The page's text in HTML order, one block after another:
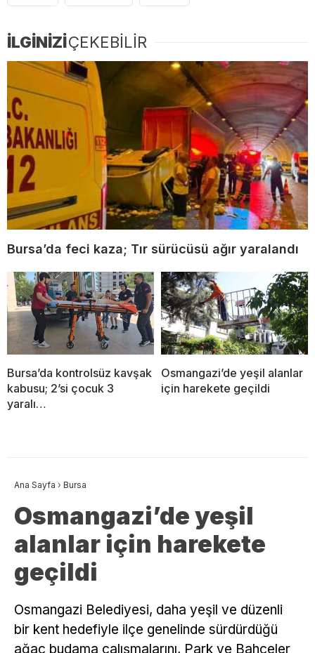
İLGİNİZİÇEKEBİLİR
Bursa’da feci kaza; Tır sürücüsü ağır yaralandı
Bursa’da kontrolsüz kavşak
kabusu; 2’si çocuk 3
yaralı…
Osmangazi’de yeşil alanlar
için harekete geçildi
Ana Sayfa › Bursa
Osmangazi’de yeşil
alanlar için harekete
geçildi
Osmangazi Belediyesi, daha yeşil ve düzenli
bir kent hedefiyle ilçe genelinde sürdürdüğü
ağaç budama çalışmalarını, Park ve Bahçeler